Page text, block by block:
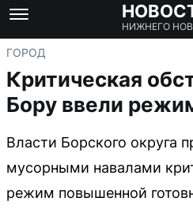
НИЖНЕГО
ГОРОД
Критическая
Бору ввели
Власти Борского округа
мусорными навалами
режим повышенной